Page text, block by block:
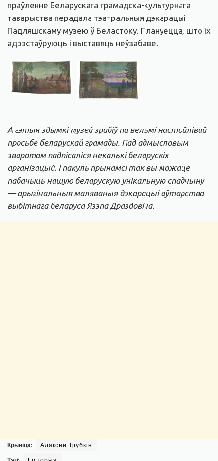
праўленне Беларускага грамадска-культурнага
таварыства перадала тэатральныя дэкарацыі
Падляшскаму музею ў Беластоку. Плануецца, што іх
адрэстаўруюць і выставяць неўзабаве.
А гэтыя здымкі музей зрабіў па вельмі настойлівай
просьбе беларускай грамады. Пад адмысловым
зваротам падпісаліся некалькі беларускіх
арганізацый. І пакуль прынамсі так вы можаце
пабачыць нашую беларускую унікальную спадчыну
— арыгінальныя маляваныя дэкарацыі аўтарства
выбітнага беларуса Язэпа Драздовіча.
Крыніца: Аляксей Трубкін